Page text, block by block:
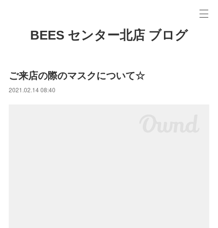
BEES センター北店 ブログ
ご来店の際のマスクについて☆
2021.02.14 08:40